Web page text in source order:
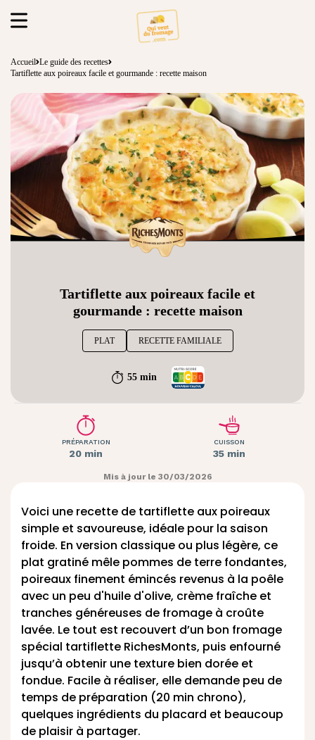
Accueil Le guide des recettes
Tartiflette aux poireaux facile et gourmande : recette maison
Tartiflette aux poireaux facile et
gourmande : recette maison
PLAT RECETTE FAMILIALE
55 min
PRÉPARATION
20 min
CUISSON
35 min
Mis à jour le 30/03/2026
Voici une recette de tartiflette aux poireaux
simple et savoureuse, idéale pour la saison
froide. En version classique ou plus légère, ce
plat gratiné mêle pommes de terre fondantes,
poireaux finement émincés revenus à la poêle
avec un peu d'huile d'olive, crème fraîche et
tranches généreuses de fromage à croûte
lavée. Le tout est recouvert d’un bon fromage
spécial tartiflette RichesMonts, puis enfourné
jusqu’à obtenir une texture bien dorée et
fondue. Facile à réaliser, elle demande peu de
temps de préparation (20 min chrono),
quelques ingrédients du placard et beaucoup
de plaisir à partager.